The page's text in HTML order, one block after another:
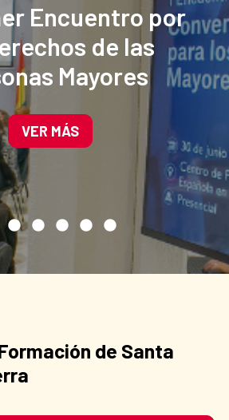
Encuentro por
de las
Mayores
VER MÁS
de Santa